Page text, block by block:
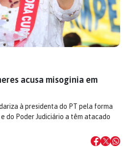
acusa misoginia em
à presidenta do PT pela forma
do Poder Judiciário a têm atacado